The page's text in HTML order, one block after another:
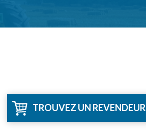
TROUVEZ UN REVENDEUR